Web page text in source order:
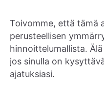
Toivomme, että tämä
perusteellisen
hinnoittelumallista.
jos sinulla on
ajatuksiasi.